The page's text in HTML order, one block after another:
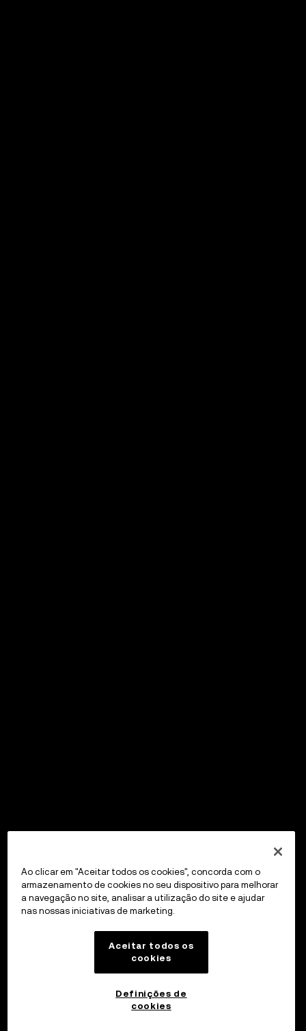
Ao clicar em "Aceitar todos os cookies", concorda com o
armazenamento de cookies no seu dispositivo para melhorar
a navegação no site, analisar a utilização do site e ajudar
nas nossas iniciativas de marketing.
Aceitar todos os
cookies
Definições de
cookies